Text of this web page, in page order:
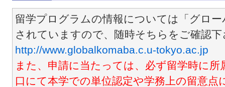
留学プログラムの情報については「グロ
されていますので、随時そちらをご確認下
http://www.globalkomaba.c.u-tokyo.ac.jp
また、申請に当たっては、必ず留学時に
口にて本学での単位認定や学務上の留意